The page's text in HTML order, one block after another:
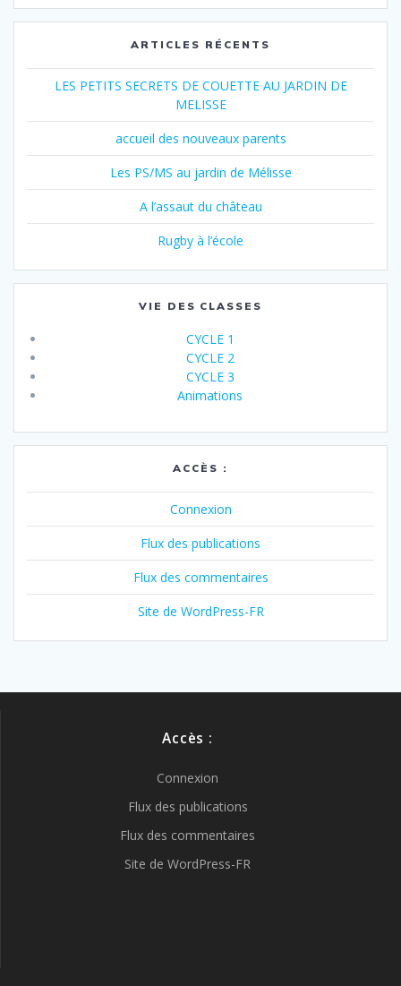
ARTICLES RÉCENTS
LES PETITS SECRETS DE COUETTE AU JARDIN DE
MELISSE
accueil des nouveaux parents
Les PS/MS au jardin de Mélisse
A l’assaut du château
Rugby à l’école
VIE DES CLASSES
CYCLE 1
CYCLE 2
CYCLE 3
Animations
ACCÈS :
Connexion
Flux des publications
Flux des commentaires
Site de WordPress-FR
Accès :
Connexion
Flux des publications
Flux des commentaires
Site de WordPress-FR